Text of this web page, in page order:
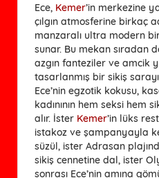
Ece, Kemer’in merkezine
çılgın atmosferine birkaç
manzaralı ultra modern
sunar. Bu mekan sıradan
azgın fanteziler ve amcik
tasarlanmış bir sikiş
Ece’nin egzotik kokusu,
kadınının hem seksi hem
alır. İster Kemer’in lüks
istakoz ve şampanyayla
süzül, ister Adrasan
sikiş cennetine dal, ister
sonrası Ece’nin amına